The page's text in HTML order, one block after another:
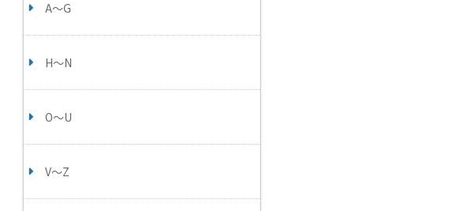
A～G
H～N
O～U
V～Z